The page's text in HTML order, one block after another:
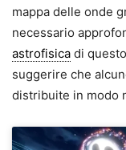
mappa delle onde
necessario
astrofisica di
suggerire che
distribuite in modo